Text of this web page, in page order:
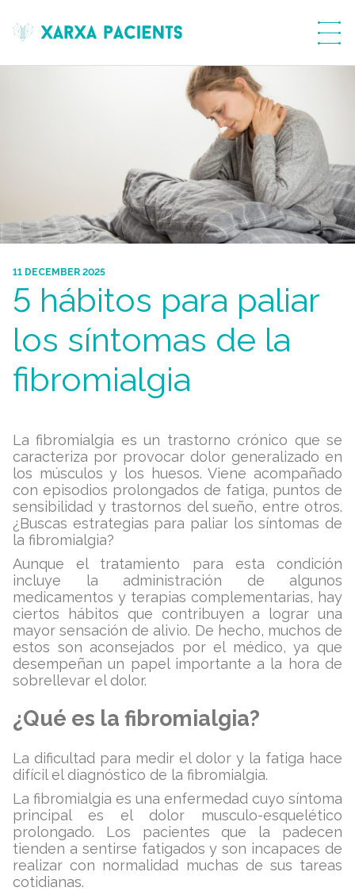
11 DECEMBER 2025
5 hábitos para paliar
los síntomas de la
fibromialgia
La fibromialgia es un trastorno crónico que se
caracteriza por provocar dolor generalizado en
los músculos y los huesos. Viene acompañado
con episodios prolongados de fatiga, puntos de
sensibilidad y trastornos del sueño, entre otros.
¿Buscas estrategias para paliar los síntomas de
la fibromialgia?
Aunque el tratamiento para esta condición
incluye la administración de algunos
medicamentos y terapias complementarias, hay
ciertos hábitos que contribuyen a lograr una
mayor sensación de alivio. De hecho, muchos de
estos son aconsejados por el médico, ya que
desempeñan un papel importante a la hora de
sobrellevar el dolor.
¿Qué es la fibromialgia?
La dificultad para medir el dolor y la fatiga hace
difícil el diagnóstico de la fibromialgia.
La fibromialgia es una enfermedad cuyo síntoma
principal es el
dolor musculo-esquelético
prolongado. Los pacientes que la padecen
tienden a sentirse fatigados y son incapaces de
realizar con normalidad muchas de sus tareas
cotidianas.